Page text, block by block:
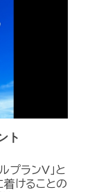
ト
プランV」と
着けることの